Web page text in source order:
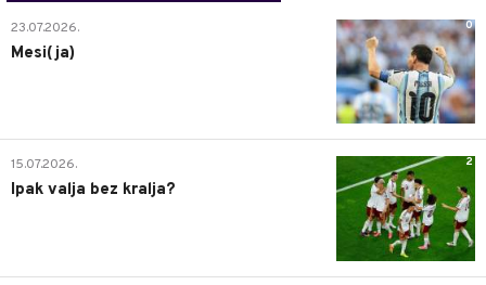
0
23.07.2026.
Mesi(ja)
2
15.07.2026.
Ipak valja bez kralja?